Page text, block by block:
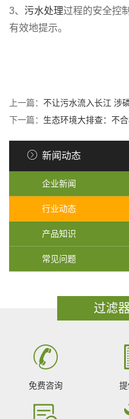
3、 污水处理过程的安全控
有效地提示。
上一篇： 不让污水流入长江 涉
下一篇： 生态环境大排查：不
新闻动态
企业新闻
行业动态
产品知识
常见问题
过滤
免费咨询